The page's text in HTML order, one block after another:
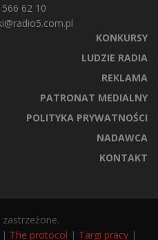
62 10
KONKURSY
LUDZIE RADIA
REKLAMA
PATRONAT MEDIALNY
POLITYKA PRYWATNOŚCI
NADAWCA
KONTAKT
| The protocol | Targi pracy |